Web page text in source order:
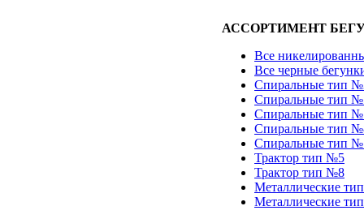
АССОРТИМЕНТ
Все
Все черные
Спиральные тип
Спиральные тип
Спиральные тип
Спиральные тип
Спиральные тип
Трактор тип №5
Трактор тип №8
Металлические
Металлические